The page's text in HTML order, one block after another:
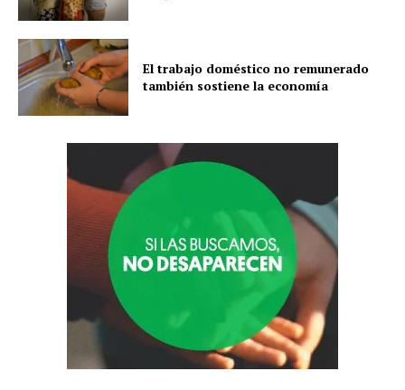
El trabajo doméstico no remunerado
también sostiene la economía